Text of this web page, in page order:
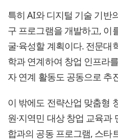
특히 AI와 디지털 기술 기반
구 프로그램을 개발하고, 이
굴·육성할 계획이다. 전문대
학과 연계하여 창업 인프라
자 연계 활동도 공동으로 추
이 밖에도 전략산업 맞춤형
원·지역민 대상 창업 교육과
합과의 공동 프로그램, 스타